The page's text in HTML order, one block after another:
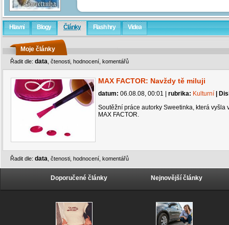
Hlavní Blogy Články Flash hry Videa
Moje články
Řadit dle: data čtenosti hodnocení komentářů
MAX FACTOR: Navždy tě miluji
datum: 06.08.08, 00:01 rubrika: Kulturní |
Soutěžní práce autorky Sweetinka, která vyšla
MAX FACTOR.
Řadit dle: data čtenosti hodnocení komentářů
Doporučené články Nejnovější články